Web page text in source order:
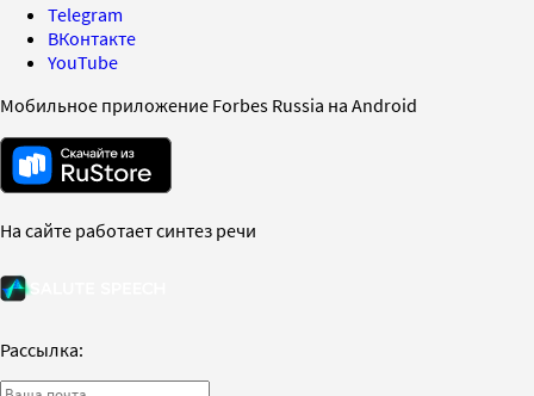
Telegram
ВКонтакте
YouTube
Мобильное приложение Forbes Russia на Android
На сайте работает синтез речи
Рассылка: